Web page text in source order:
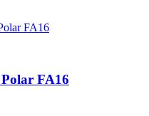
FA16